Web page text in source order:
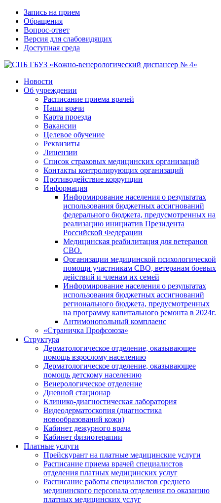
Запись на прием
Обращения
Вопрос-ответ
Версия для слабовидящих
Доступная среда
Новости
Об учреждении
Расписание приема врачей
Наши врачи
Карта проезда
Вакансии
Целевое обучение
Реквизиты
Лицензии
Список страховых медицинских организаций
Контакты контролирующих организаций
Противодействие коррупции
Информация
Информирование населения о результатах
использования бюджетных ассигнований
федерального бюджета, предусмотренных на
реализацию инициатив Президента
Российской Федерации
Медицинская реабилитация для ветеранов
СВО.
Организации медицинской психологической
помощи участникам СВО, ветеранам боевых
действий и членам их семей
Информирование населения о результатах
использования бюджетных ассигнований
регионального бюджета, предусмотренных
на программу капитального ремонта в 2024г.
Антимонопольный комплаенс
«Страничка Профсоюза»
Структура
Дерматологическое отделение, оказывающее
помощь взрослому населению
Дерматологическое отделение, оказывающее
помощь детскому населению
Венерологическое отделение
Дневной стационар
Клинико-диагностическая лаборатория
Видеодерматоскопия (диагностика
новообразований кожи)
Кабинет дежурного врача
Кабинет физиотерапии
Платные услуги
Прейскурант на платные медицинские услуги
Расписание приема врачей специалистов
отделения платных медицинских услуг
Расписание работы специалистов среднего
медицинского персонала отделения по оказанию
платных медицинских услуг